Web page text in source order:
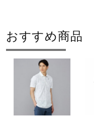
01：ホワイト
09：ブラック
14：ネイビー
34：グリーン
おすすめ商品